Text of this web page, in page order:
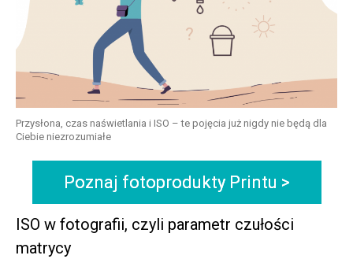
Przysłona, czas naświetlania i ISO – te pojęcia już nigdy nie będą dla
Ciebie niezrozumiałe
Poznaj fotoprodukty Printu >
ISO w fotografii, czyli parametr czułości
matrycy